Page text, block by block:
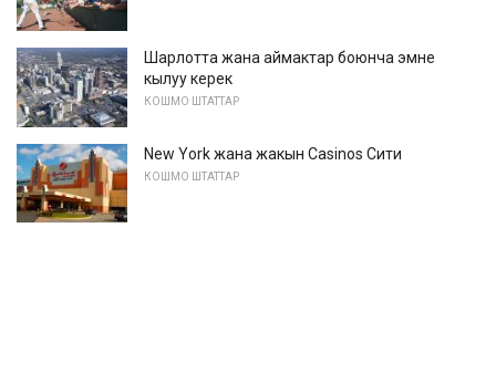
Шарлотта жана аймактар ​​боюнча эмне
кылуу керек
КОШМО ШТАТТАР
New York жана жакын Casinos Сити
КОШМО ШТАТТАР